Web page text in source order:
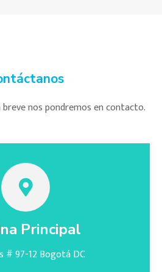
nos pondremos en contacto.
Principal
# 97-12 Bogotá DC